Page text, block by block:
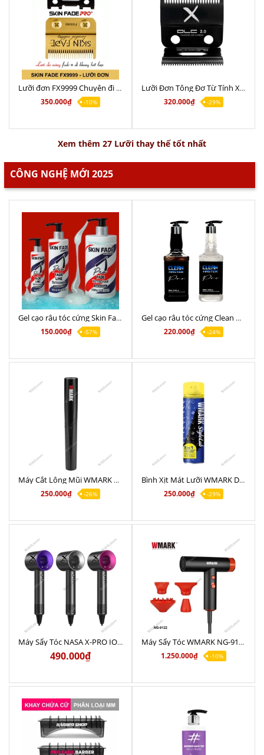
Lưỡi đơn FX9999 Chuyên đi khung Chính Hãng
350.000₫
-10%
Lưỡi Đơn Tông Đơ Từ Tính X-Pro DLC 2.0 Chuyên Hớt Lược, Phá Tóc Dày Tốt
320.000₫
-29%
Xem thêm 27 Lưỡi thay thế tốt nhất
CÔNG NGHỆ MỚI 2025
Gel cạo râu tóc cứng Skin Fade Tattoo Hair chất lượng dành cho Barber Shop
150.000₫
-57%
Gel cạo râu tóc cứng Clean Master Tattoo chất lượng, cạo nhanh 500g
220.000₫
-24%
Máy Cắt Lông Mũi WMARK NT003 Chất lượng giá tốt
250.000₫
-26%
Bình Xịt Mát Lưỡi WMARK DR-CG001 Chính Hãng 500ML chất lượng
250.000₫
-29%
Máy Sấy Tóc NASA X-PRO ION Graphite Chính Hãng
490.000₫
Máy Sấy Tóc WMARK NG-9122 Mini Động Cơ Không Chổi Than Chính Hãng
1.250.000₫
-10%